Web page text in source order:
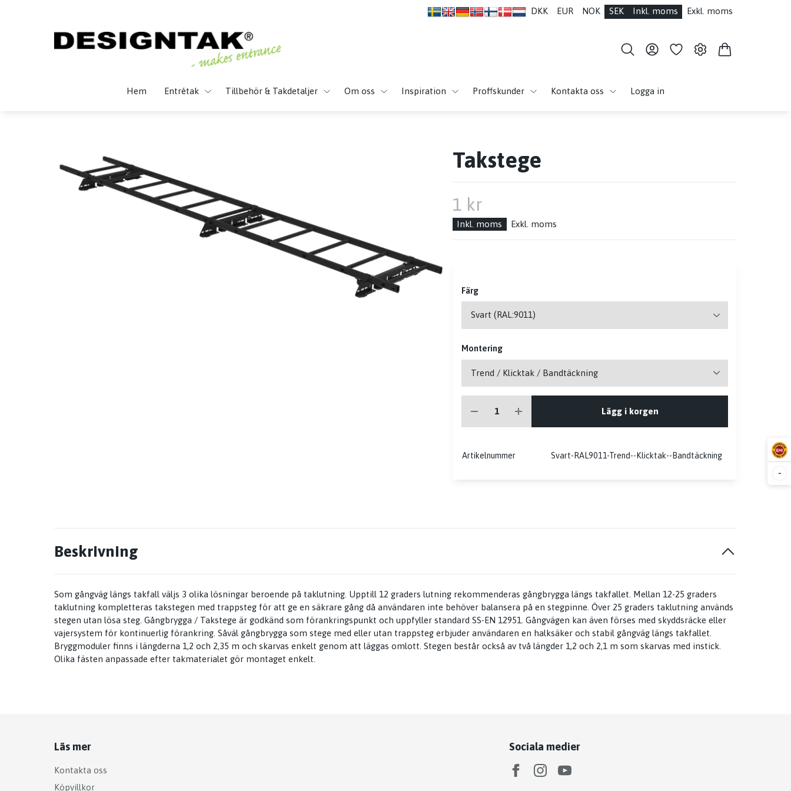
-
DKK EUR NOK SEK Inkl. moms Exkl. moms
Hem Entrétak Tillbehör & Takdetaljer Om oss Inspiration Proffskunder Kontakta oss Logga in
Takstege
1 kr
Inkl. moms Exkl. moms
Färg
Montering
Lägg i korgen
Artikelnummer Svart-RAL9011-Trend--Klicktak--Bandtäckning
Beskrivning
Som gångväg längs takfall väljs 3 olika lösningar beroende på taklutning. Upptill 12 graders lutning rekommenderas gångbrygga längs takfallet. Mellan 12-25 graders
taklutning kompletteras takstegen med trappsteg för att ge en säkrare gång då användaren inte behöver balansera på en stegpinne. Över 25 graders taklutning används
stegen utan lösa steg. Gångbrygga / Takstege är godkänd som förankringspunkt och uppfyller standard SS-EN 12951. Gångvägen kan även förses med skyddsräcke eller
vajersystem för kontinuerlig förankring. Såväl gångbrygga som stege med eller utan trappsteg erbjuder användaren en halksäker och stabil gångväg längs takfallet.
Bryggmoduler finns i längderna 1,2 och 2,35 m och skarvas enkelt genom att läggas omlott. Stegen består också av två längder 1,2 och 2,1 m som skarvas med instick.
Olika fästen anpassade efter takmaterialet gör montaget enkelt.
Läs mer
Kontakta oss
Köpvillkor
Sociala medier